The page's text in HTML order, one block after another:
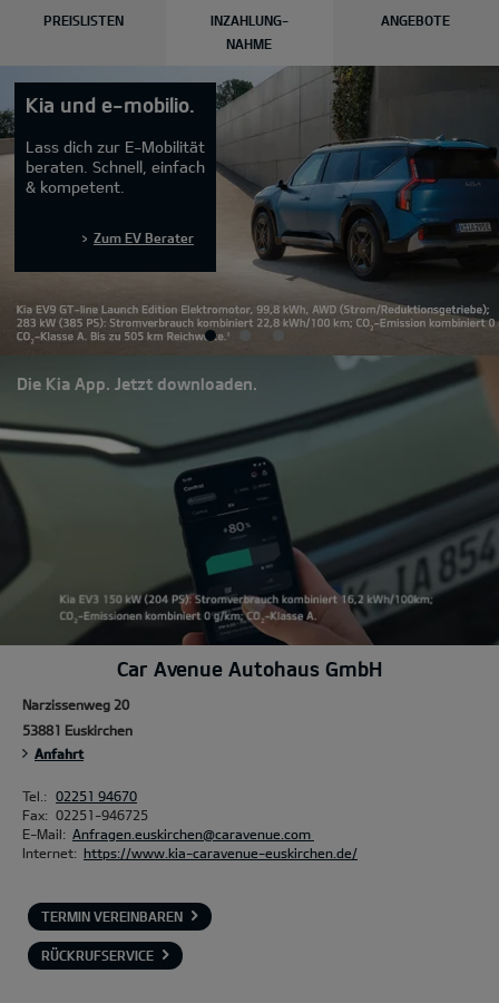
PREISLISTEN
INZAHLUNG-
NAHME
ANGEBOTE
Kia und e-mobilio.
Lass dich zur E-Mobilität
beraten. Schnell, einfach
& kompetent.
Zum EV Berater
Die Kia App. Jetzt downloaden.
Car Avenue Autohaus GmbH
Narzissenweg 20
53881 Euskirchen
Anfahrt
Tel.: 02251 94670
Fax: 02251-946725
E-Mail: Anfragen.euskirchen@caravenue.com
Internet: https://www.kia-caravenue-euskirchen.de/
TERMIN VEREINBAREN
RÜCKRUFSERVICE